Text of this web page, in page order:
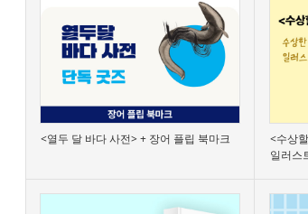
<열두 달 바다 사전> + 장어 플립 북마크
<수상
일러스